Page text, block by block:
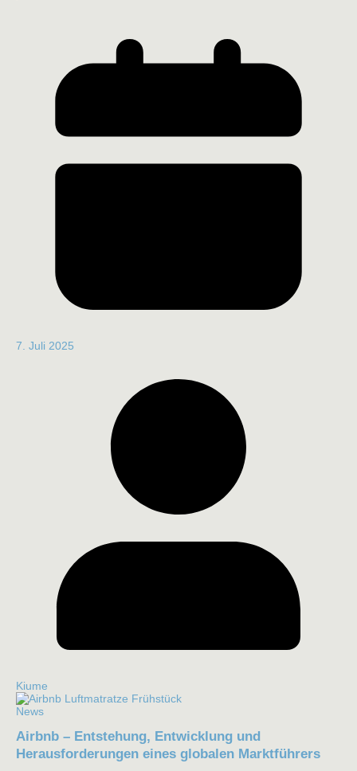
7. Juli 2025
Kiume
News
Airbnb – Entstehung, Entwicklung und
Herausforderungen eines globalen Marktführers